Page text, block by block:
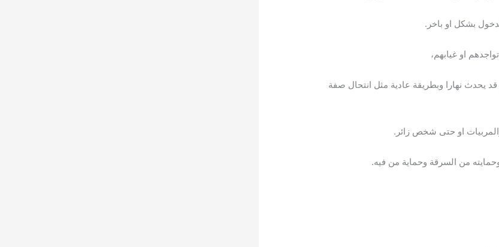
بشكل او باخر.
او غيابهم،
يحدث نهارا وبطريقة عادية مثل انتحال صفة
او حتى شخص زائر.
من السرقة وحماية من فيه.